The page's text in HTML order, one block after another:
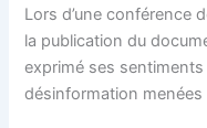
Lors d’une conférence
la publication du
exprimé ses
désinformation menées